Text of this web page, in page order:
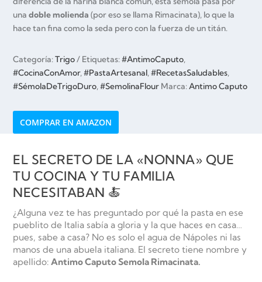
unadoble molienda (por eso se llama Rimacinata), lo que la
hace tan fina como la seda pero con la fuerza de un titán.
Categoría:Trigo Etiquetas:#AntimoCaputo,
#CocinaConAmor,#PastaArtesanal,#RecetasSaludables,
#SémolaDeTrigoDuro,#SemolinaFlour Marca:Antimo Caputo
COMPRAR EN AMAZON
EL SECRETO DE LA «NONNA» QUE
TU COCINA Y TU FAMILIA
NECESITABAN 🍝
¿Alguna vez te has preguntado por qué la pasta en ese
pueblito de Italia sabía a gloria y la que haces en casa…
pues, sabe a casa? No es solo el agua de Nápoles ni las
manos de una abuela italiana. El secreto tiene nombre y
apellido:Antimo Caputo Semola Rimacinata.